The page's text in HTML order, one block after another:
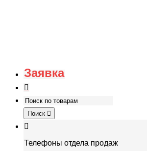
Заявка
Поиск
Телефоны отдела продаж